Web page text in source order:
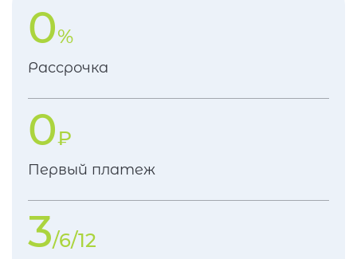
0%
Рассрочка
0₽
Первый платеж
3/6/12